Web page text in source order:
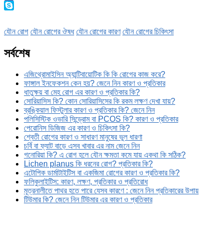
Viber
যৌন রোগ যৌন রোগের ঔষধ যৌন রোগের কারণ যৌন রোগের চিকিৎসা
সর্বশেষ
এজিথ্রোমাইসিন অ্যান্টিবায়োটিক কি কি রোগের কাজ করে?
ফাঙ্গাল ইনফেকশন কেন হয়? জেনে নিন কারণ ও প্রতিকার
ধাতুক্ষয় বা মেহ রোগ এর কারণ ও প্রতিকার কি?
সোরিয়াসিস কি? কোন সোরিয়াসিসের কি রকম লক্ষণ দেখা যায়?
ব্রঙ্কিয়াল ফিস্টুলার কারণ ও প্রতিকার কি? জেনে নিন
পলিসিস্টিক ওভারি সিন্ড্রোম বা PCOS কি? কারণ ও প্রতিকার
পেরোনিস ডিজিজ এর কারণ ও চিকিৎসা কি?
শ্বেতী রোগের কারণ ও সাধারণ মানুষের ভুল ধারণা
চর্বি বা ফ্যাট বাড়ে এসব খাবার এর নাম জেনে নিন
গনোরিয়া কি? এ রোগ হলে যৌন ক্ষমতা কমে যায় একথা কি সঠিক?
Lichen planus কি ধরনের রোগ? প্রতিকার কি?
এটোপিক ডার্মাটাইটিস বা একজিমা রোগের কারণ ও প্রতিকার কি?
ফলিকুলাইটিস: কারণ, লক্ষণ, প্রতিকার ও প্রতিরোধ
মূত্রনালীতে পাথর হতে পারে যেসব কারণে : জেনে নিন প্রতিকারের উপায়
টিউমার কি? জেনে নিন টিউমার এর কারণ ও প্রতিকার